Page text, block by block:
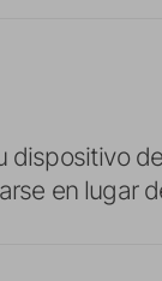
dispositivo
en lugar